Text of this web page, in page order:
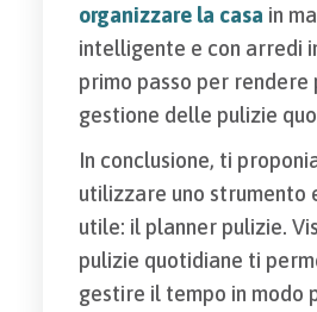
organizzare la casa in
intelligente e con arredi
primo passo per rendere
gestione delle pulizie
In conclusione, ti
utilizzare uno strumento
utile: il planner pulizie.
pulizie quotidiane ti
gestire il tempo in modo